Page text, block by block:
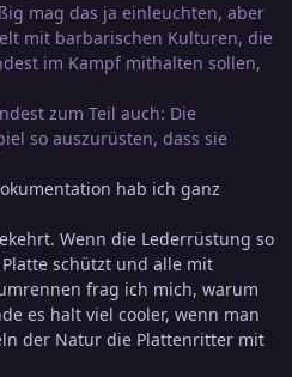
mag das ja einleuchten, aber
mit barbarischen Kulturen, die
im Kampf mithalten sollen,
zum Teil auch: Die
so auszurüsten, dass sie
hab ich ganz
Wenn die Lederrüstung so
schützt und alle mit
frag ich mich, warum
es halt viel cooler, wenn man
der Natur die Plattenritter mit